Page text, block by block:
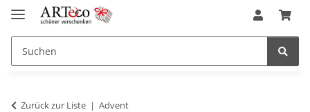
Zurück zur Liste Advent